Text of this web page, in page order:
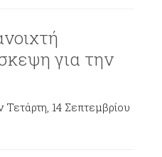
για την
Τετάρτη, 14 Σεπτεμβρίου